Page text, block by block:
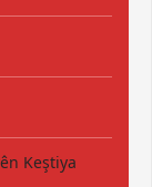
Keştiya